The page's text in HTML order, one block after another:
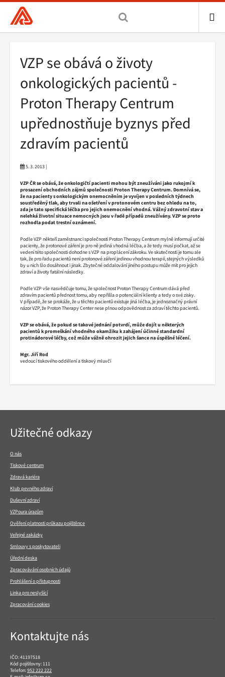
Všeobecná
zdravotní
hlavní
stránka
Drobečková
navigace
VZP se obává o životy
onkologických pacientů -
Proton Therapy Centrum
upřednostňuje byznys před
zdravím pacientů
5. 3. 2013 |
VZP ČR se obává, že onkologičtí pacienti mohou být zneužíváni jako rukojmí k
prosazení obchodních zájmů společnosti Proton Therapy Centrum. Domnívá se,
že na pacienty s onkologickým onemocněním je vyvíjen v posledních týdnech
soustředěný tlak, aby trvali na ošetření v protonovém centru bez ohledu na to,
zda je tato specifická léčba pro jejich onemocnění vhodná. Vážný zdravotní stav a
nelehká životní situace nemocných jsou v řadě případů zneužívány. VZP se proto
rozhodla podat trestní oznámení.
Podle VZP někteří zaměstnanci společnosti Proton Therapy Centrum mylně informují určité
pacienty, že protonové záření je pro ně jediná vhodná léčba, a že tedy musí počkat, až se
vedení této společnosti dohodne s VZP na proplácení zákroku. Ve skutečnosti je tomu ale
tak, že pro řadu pacientů není protonové záření jedinou vhodnou terapií, stejných výsledků
by u nich šlo dosáhnout i jinak. Zbytečné oddalování jiného postupu může mít pro jejich
zdraví a životy fatální následky.
Podle VZP vše nasvědčuje tomu, že společnost Proton Therapy Centrum dává před
zdravím pacientů přednost tomu, aby nepřišla o potenciální klienty a tedy o své zisky.
V případě, že se prokáže, že u těchto pacientů existuje jiná léčba, je jednoznačný právní
názor VZP, že Proton Therapy Center nese plnou odpovědnost za zdraví těchto pacientů.
VZP se obává, že pokud se takové jednání potvrdí, může dojít u některých
pacientů k promeškání vhodného okamžiku k zahájení účinné standardní
protinádorové léčby, což může vážně ohrozit jejich šance na úspěšné léčení.
Mgr. Jiří Rod
vedoucí tiskového oddělení a tiskový mluvčí
Navigace
v
Užitečné odkazy
O nás
Tiskové centrum
Zdravá kariéra
Klub pevného zdraví
Duševní zdraví
VZPoura úrazům
Ověření platnosti průkazu pojištěnce
Veřejné zakázky
Smlouvy s poskytovateli
Úřední deska
Zpracovávání osobních údajů
Prohlášení o přístupnosti
Linka pro neslyšící
Zpracování cookies
Kontaktujte nás
IČO: 41197518
Kód pojišťovny: 111
Telefon:952 222 222